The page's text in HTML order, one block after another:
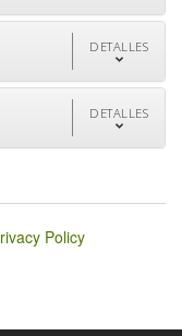
DETALLES
DETALLES
Policy